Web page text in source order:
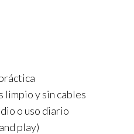
limpio y sin cables
o uso diario
play)